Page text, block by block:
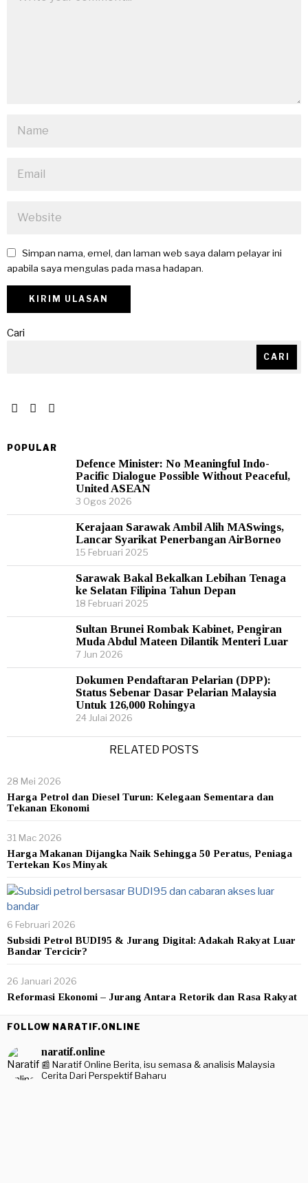
Simpan nama, emel, dan laman web saya dalam pelayar ini
apabila saya mengulas pada masa hadapan.
Cari
CARI
POPULAR
Defence Minister: No Meaningful Indo-
Pacific Dialogue Possible Without Peaceful,
United ASEAN
3 Ogos 2026
Kerajaan Sarawak Ambil Alih MASwings,
Lancar Syarikat Penerbangan AirBorneo
15 Februari 2025
Sarawak Bakal Bekalkan Lebihan Tenaga
ke Selatan Filipina Tahun Depan
18 Februari 2025
Sultan Brunei Rombak Kabinet, Pengiran
Muda Abdul Mateen Dilantik Menteri Luar
7 Jun 2026
Dokumen Pendaftaran Pelarian (DPP):
Status Sebenar Dasar Pelarian Malaysia
Untuk 126,000 Rohingya
24 Julai 2026
RELATED POSTS
28 Mei 2026
Harga Petrol dan Diesel Turun: Kelegaan Sementara dan
Tekanan Ekonomi
31 Mac 2026
Harga Makanan Dijangka Naik Sehingga 50 Peratus, Peniaga
Tertekan Kos Minyak
6 Februari 2026
Subsidi Petrol BUDI95 & Jurang Digital: Adakah Rakyat Luar
Bandar Tercicir?
26 Januari 2026
Reformasi Ekonomi – Jurang Antara Retorik dan Rasa Rakyat
FOLLOW NARATIF.ONLINE
naratif.online
📰 Naratif Online Berita, isu semasa & analisis Malaysia
Cerita Dari Perspektif Baharu